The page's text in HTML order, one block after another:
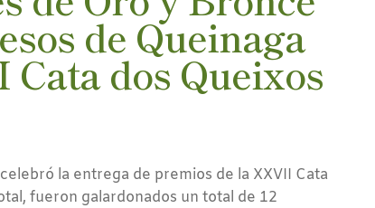
de Queinaga
dos Queixos
la entrega de premios de la XXVII Cata
fueron galardonados un total de 12